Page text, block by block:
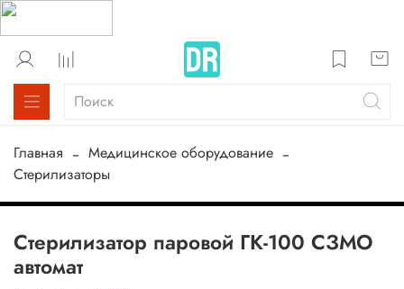
Главная
Медицинское оборудование
Стерилизаторы
Стерилизатор паровой ГК-100 СЗМО
автомат